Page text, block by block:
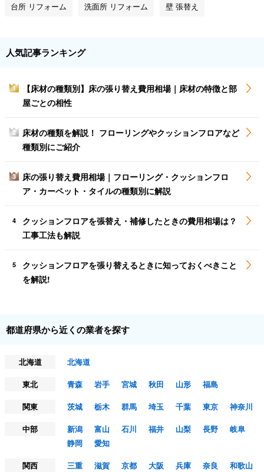
台所 リフォーム 洗面所 リフォーム 壁 張替え
人気記事ランキング
1
【床材の種類別】床の張り替え費用相場｜床材の特徴と部
屋ごとの相性
2
床材の種類を解説！ フローリングやクッションフロアなど
種類別にご紹介
3
床の張り替え費用相場｜フローリング・クッションフロ
ア・カーペット・タイルの種類別に解説
4
クッションフロアを張替え・補修したときの費用相場は？
工事工法も解説
5
クッションフロアを張り替えるときに知っておくべきこと
を解説!
都道府県から近くの業者を探す
北海道
北海道
東北
青森 岩手 宮城 秋田 山形
福島
関東
茨城 栃木 群馬 埼玉 千葉 東京
神奈川
中部
新潟 富山 石川 福井 山梨 長野
岐阜
静岡
愛知
関西
三重 滋賀 京都 大阪 兵庫 奈良
和歌山